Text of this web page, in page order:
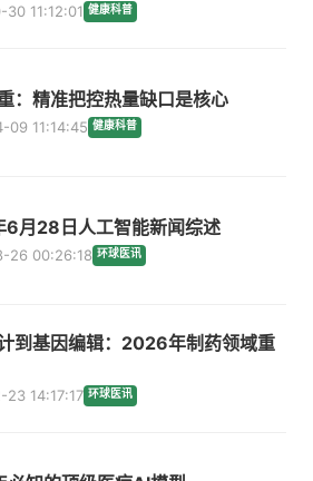
11:12:01 健康科普
：精准把控热量缺口是核心
09 11:14:45 健康科普
月28日人工智能新闻综述
26 00:26:18 环球医讯
到基因编辑：2026年制药领域重
23 14:17:17 环球医讯